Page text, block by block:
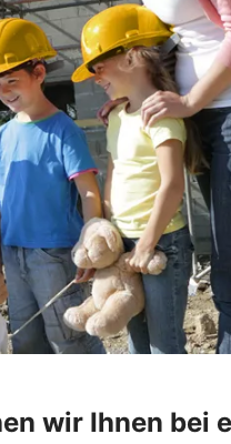
wir Ihnen